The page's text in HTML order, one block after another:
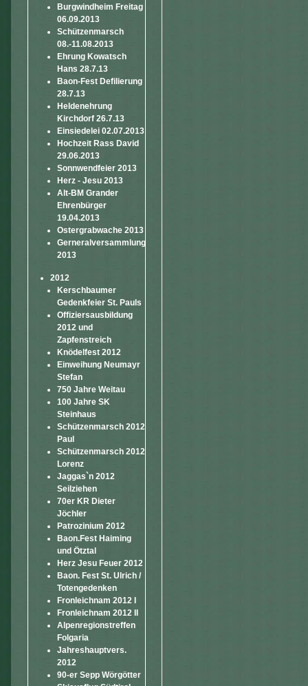
Burgwindheim Freitag
06.09.2013
Schützenmarsch
08.-11.08.2013
Ehrung Kowatsch
Hans 28.7.13
Baon-Fest Defilierung
28.7.13
Heldenehrung
Kirchdorf 26.7.13
Einsiedelei 02.07.2013
Hochzeit Rass David
29.06.2013
Sonnwendfeier 2013
Herz - Jesu 2013
Alt-BM Grander
Ehrenbürger
19.04.2013
Ostergrabwache 2013
Gerneralversammlung
2013
2012
Kerschbaumer
Gedenkfeier St. Pauls
Offiziersausbildung
2012 und
Zapfenstreich
Knödelfest 2012
Einweihung Neumayr
Stefan
750 Jahre Weitau
100 Jahre SK
Steinhaus
Schützenmarsch 2012
Paul
Schützenmarsch 2012
Lorenz
Jaggas`n 2012
Seilziehen
70er KR Dieter
Jöchler
Patrozinium 2012
Baon.Fest Haiming
und Ötztal
Herz Jesu Feuer 2012
Baon. Fest St. Ulrich /
Totengedenken
Fronleichnam 2012 I
Fronleichnam 2012 II
Alpenregionstreffen
Folgaria
Jahreshauptvers.
2012
90-er Sepp Wörgötter